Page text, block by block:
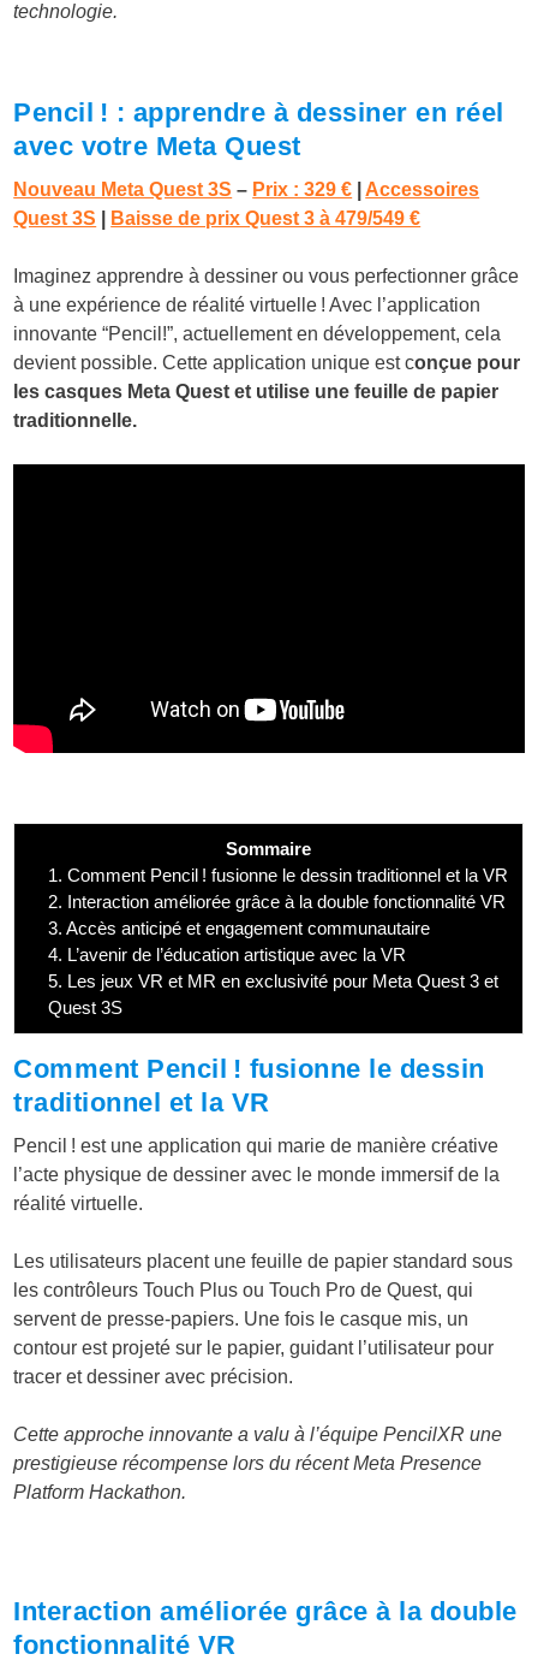
technologie.
Pencil ! : apprendre à dessiner en réel
avec votre Meta Quest
Nouveau Meta Quest 3S – Prix : 329 €
Accessoires
Quest 3S
Baisse de prix Quest 3 à 479/549 €
Imaginez apprendre à dessiner ou vous perfectionner grâce
à une expérience de réalité virtuelle ! Avec l’application
innovante “Pencil!”, actuellement en développement, cela
devient possible. Cette application unique est conçue pour
les casques Meta Quest et utilise une feuille de papier
traditionnelle.
Sommaire
1. Comment Pencil ! fusionne le dessin traditionnel et la VR
2. Interaction améliorée grâce à la double fonctionnalité VR
3. Accès anticipé et engagement communautaire
4. L’avenir de l’éducation artistique avec la VR
5. Les jeux VR et MR en exclusivité pour Meta Quest 3 et
Quest 3S
Comment Pencil ! fusionne le dessin
traditionnel et la VR
Pencil ! est une application qui marie de manière créative
l’acte physique de dessiner avec le monde immersif de la
réalité virtuelle.
Les utilisateurs placent une feuille de papier standard sous
les contrôleurs Touch Plus ou Touch Pro de Quest, qui
servent de presse-papiers. Une fois le casque mis, un
contour est projeté sur le papier, guidant l’utilisateur pour
tracer et dessiner avec précision.
Cette approche innovante a valu à l’équipe PencilXR une
prestigieuse récompense lors du récent Meta Presence
Platform Hackathon.
Interaction améliorée grâce à la double
fonctionnalité VR